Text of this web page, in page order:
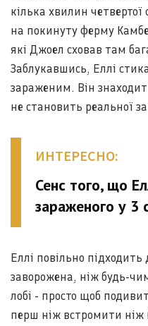
кілька хвилин
на покинуту ферму
які Джоел сховав там
Заблукавшись, Еллі
зараженим. Він
не становить реальної
ИНТЕРЕСНО:
Сенс того, що
зараженого у 3
Еллі повільно
заворожена, ніж будь-
лобі - просто щоб
перш ніж встромити